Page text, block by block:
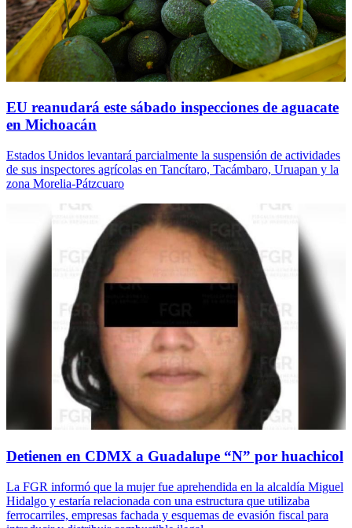
EU reanudará este sábado inspecciones de aguacate
en Michoacán
Estados Unidos levantará parcialmente la suspensión de actividades
de sus inspectores agrícolas en Tancítaro, Tacámbaro, Uruapan y la
zona Morelia-Pátzcuaro
Detienen en CDMX a Guadalupe “N” por huachicol
La FGR informó que la mujer fue aprehendida en la alcaldía Miguel
Hidalgo y estaría relacionada con una estructura que utilizaba
ferrocarriles, empresas fachada y esquemas de evasión fiscal para